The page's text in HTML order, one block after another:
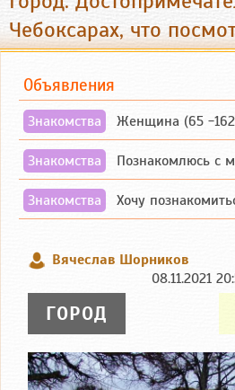
Чебоксарах, что
Объявления
Знакомства Женщина (65 -162-63) желает
Знакомства Познакомлюсь с мужчиной любящим
Знакомства Хочу познакомиться с женщиной до 55 лет
Вячеслав Шорников
08.11.2021
ГОРОД